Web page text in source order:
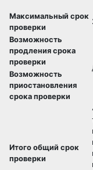
Максимальный срок
проверки
Возможность
продления срока
проверки
Возможность
приостановления
срока проверки
Итого общий срок
проверки